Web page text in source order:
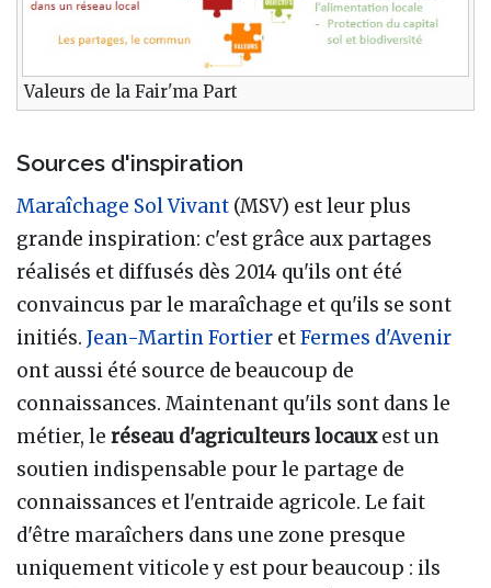
Valeurs de la Fair'ma Part
Sources d'inspiration
Maraîchage Sol Vivant (MSV) est leur plus
grande inspiration: c'est grâce aux partages
réalisés et diffusés dès 2014 qu'ils ont été
convaincus par le maraîchage et qu'ils se sont
initiés. Jean-Martin Fortier etFermes d'Avenir
ont aussi été source de beaucoup de
connaissances. Maintenant qu'ils sont dans le
métier, le réseau d'agriculteurs locauxest un
soutien indispensable pour le partage de
connaissances et l'entraide agricole. Le fait
d'être maraîchers dans une zone presque
uniquement viticole y est pour beaucoup : ils